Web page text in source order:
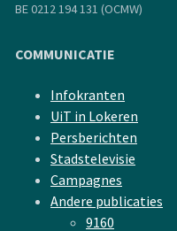
BE 0212 194 131 (OCMW)
COMMUNICATIE
Infokranten
UiT in Lokeren
Persberichten
Stadstelevisie
Campagnes
Andere publicaties
9160